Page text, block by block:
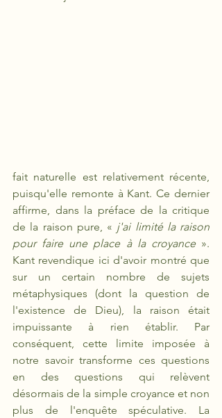
fait naturelle est relativement récente,
puisqu'elle remonte à Kant. Ce dernier
affirme, dans la préface de la critique
de la raison pure, « j'ai limité la raison
pour faire une place à la croyance ».
Kant revendique ici d'avoir montré que
sur un certain nombre de sujets
métaphysiques (dont la question de
l'existence de Dieu), la raison était
impuissante à rien établir. Par
conséquent, cette limite imposée à
notre savoir transforme ces questions
en des questions qui relèvent
désormais de la simple croyance et non
plus de l'enquête spéculative. La